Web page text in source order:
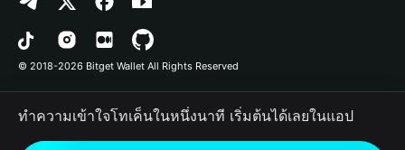
ทรัพยากรข้อมูลของแบรนด์
อาชีพ
Prediction Markets
DApp
RWA
การตรวจจับสัญญา
การโอนเป็นชุด
Avalanche
Bitcoin
Polygon
นโยบายความเป็นส่วนตัว
ข้อตกลงในการใช้บริการ
© 2018-2026 Bitget Wallet All Rights Reserved
ทำความเข้าใจโทเค็นในหนึ่งนาที เริ่มต้นได้เลยในแอป